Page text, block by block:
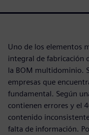
Uno de los elementos
integral de fabricación
la BOM multidominio.
empresas que
fundamental. Según
contienen errores y el
contenido
falta de información.